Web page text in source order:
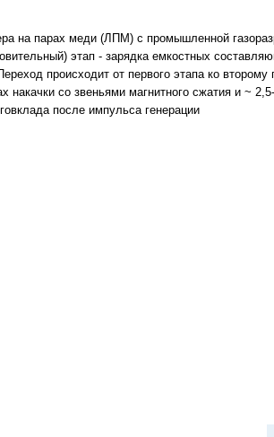
на парах меди (ЛПМ) с промышленной
этап - зарядка емкостных
происходит от первого этапа ко
со звеньями магнитного сжатия и ~
после импульса генерации